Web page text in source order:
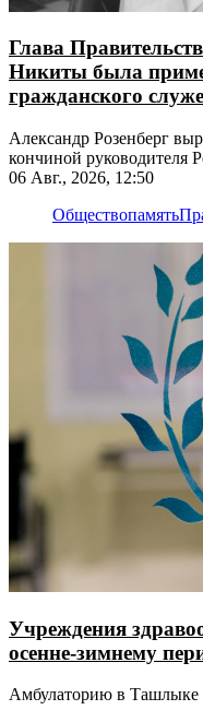
Глава
Никиты была
гражданского
Александр Розенберг
кончиной руководителя
06 Авг., 2026, 12:50
Обществопамять
Учреждения
осенне-зимнему
Амбулаторию в Ташлыке